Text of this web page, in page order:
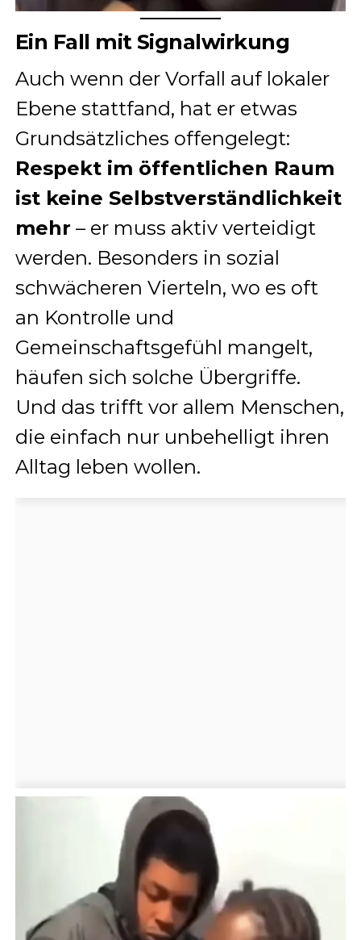
Ein Fall mit Signalwirkung
Auch wenn der Vorfall auf lokaler
Ebene stattfand, hat er etwas
Grundsätzliches offengelegt:
Respekt im öffentlichen Raum
ist keine Selbstverständlichkeit
mehr – er muss aktiv verteidigt
werden. Besonders in sozial
schwächeren Vierteln, wo es oft
an Kontrolle und
Gemeinschaftsgefühl mangelt,
häufen sich solche Übergriffe.
Und das trifft vor allem Menschen,
die einfach nur unbehelligt ihren
Alltag leben wollen.